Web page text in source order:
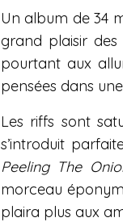
Un album de 34
grand plaisir des
pourtant aux
pensées dans
Les riffs sont
s’introduit
Peeling The
morceau
plaira plus aux